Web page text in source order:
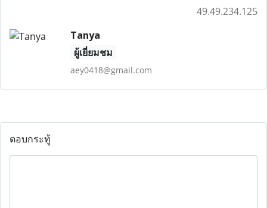
49.49.234.125
Tanya
ผู้เยี่ยมชม
aey0418@gmail.com
ตอบกระทู้